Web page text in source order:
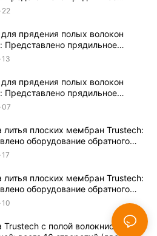
NIPS (17)
22
прядения полых волокон
Представлено прядильное
NIPS (16)
13
прядения полых волокон
Представлено прядильное
NIPS (15)
07
литья плоских мембран Trustech:
оборудование обратного
17
литья плоских мембран Trustech:
оборудование обратного
10
с полой волокнистой